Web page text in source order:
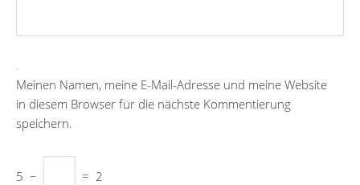
Meinen Namen, meine E-Mail-Adresse und meine Website
in diesem Browser für die nächste Kommentierung
speichern.
5 − = 2